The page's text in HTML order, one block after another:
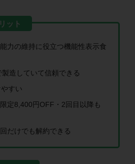
力の維持に役立つ機能性表示食
造していて信頼できる
すい
定8,400円OFF・2回目以降も
だけでも解約できる